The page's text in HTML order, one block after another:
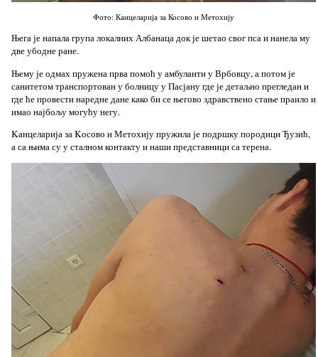
Фото: Канцеларија за Косово и Метохију
Њега је напала група локалних Албанаца док је шетао свог пса и нанела му
две убодне ране.
Њему је одмах пружена прва помоћ у амбуланти у Врбовцу, а потом је
санитетом транспортован у болницу у Пасјану где је детаљно прегледан и
где ће провести наредне дане како би се његово здравствено стање праило и
имао најбољу могућу негу.
Kанцеларија за Kосово и Метохију пружила је подршку породици Ђузић,
а са њима су у сталном контакту и наши представници са терена.